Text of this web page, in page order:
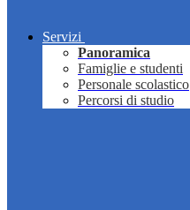
Servizi
Panoramica
Famiglie e studenti
Personale scolastico
Percorsi di studio